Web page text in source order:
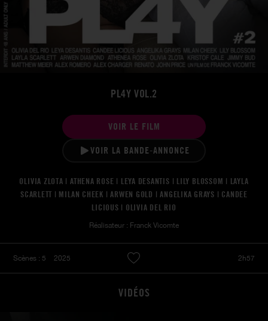
PL4Y VOL.2
VOIR LE FILM
VOIR LA BANDE-ANNONCE
OLIVIA ZLOTA | ATHENA ROSE | LEYA DESANTIS | LILY BLOSSOM | LAYLA
SCARLETT | MILAN CHEEK | ARWEN GOLD | ANGELIKA GRAYS | CANDEE
LICIOUS | OLIVIA DEL RIO
Réalisateur : Franck Vicomte
Scènes : 5 2025 2h57
VIDÉOS